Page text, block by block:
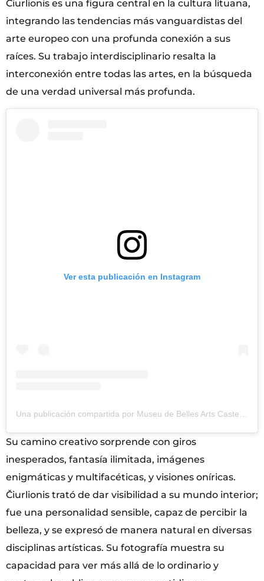
Čiurlionis es una figura central en la cultura lituana,
integrando las tendencias más vanguardistas del
arte europeo con una profunda conexión a sus
raíces. Su trabajo interdisciplinario resalta la
interconexión entre todas las artes, en la búsqueda
de una verdad universal más profunda.
Ver esta publicación en Instagram
Su camino creativo sorprende con giros
inesperados, fantasía ilimitada, imágenes
enigmáticas y multifacéticas, y visiones oníricas.
Čiurlionis trató de dar visibilidad a su mundo interior;
fue una personalidad sensible, capaz de percibir la
belleza, y se expresó de manera natural en diversas
disciplinas artísticas. Su fotografía muestra su
capacidad para ver más allá de lo ordinario y